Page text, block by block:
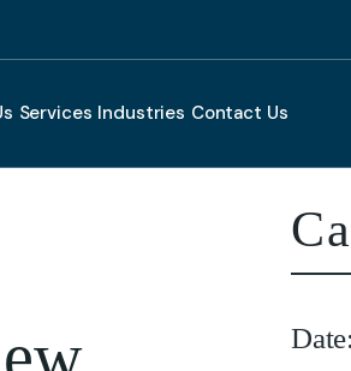
Services Industries Contact Us
Date: